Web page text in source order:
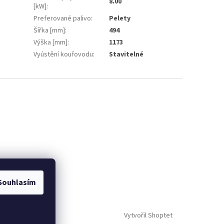
[kW]:
Preferované palivo:
Pelety
Šířka [mm]:
494
Výška [mm]:
1173
Vyústění kouřovodu: Stavitelné
Vytvořil Shoptet